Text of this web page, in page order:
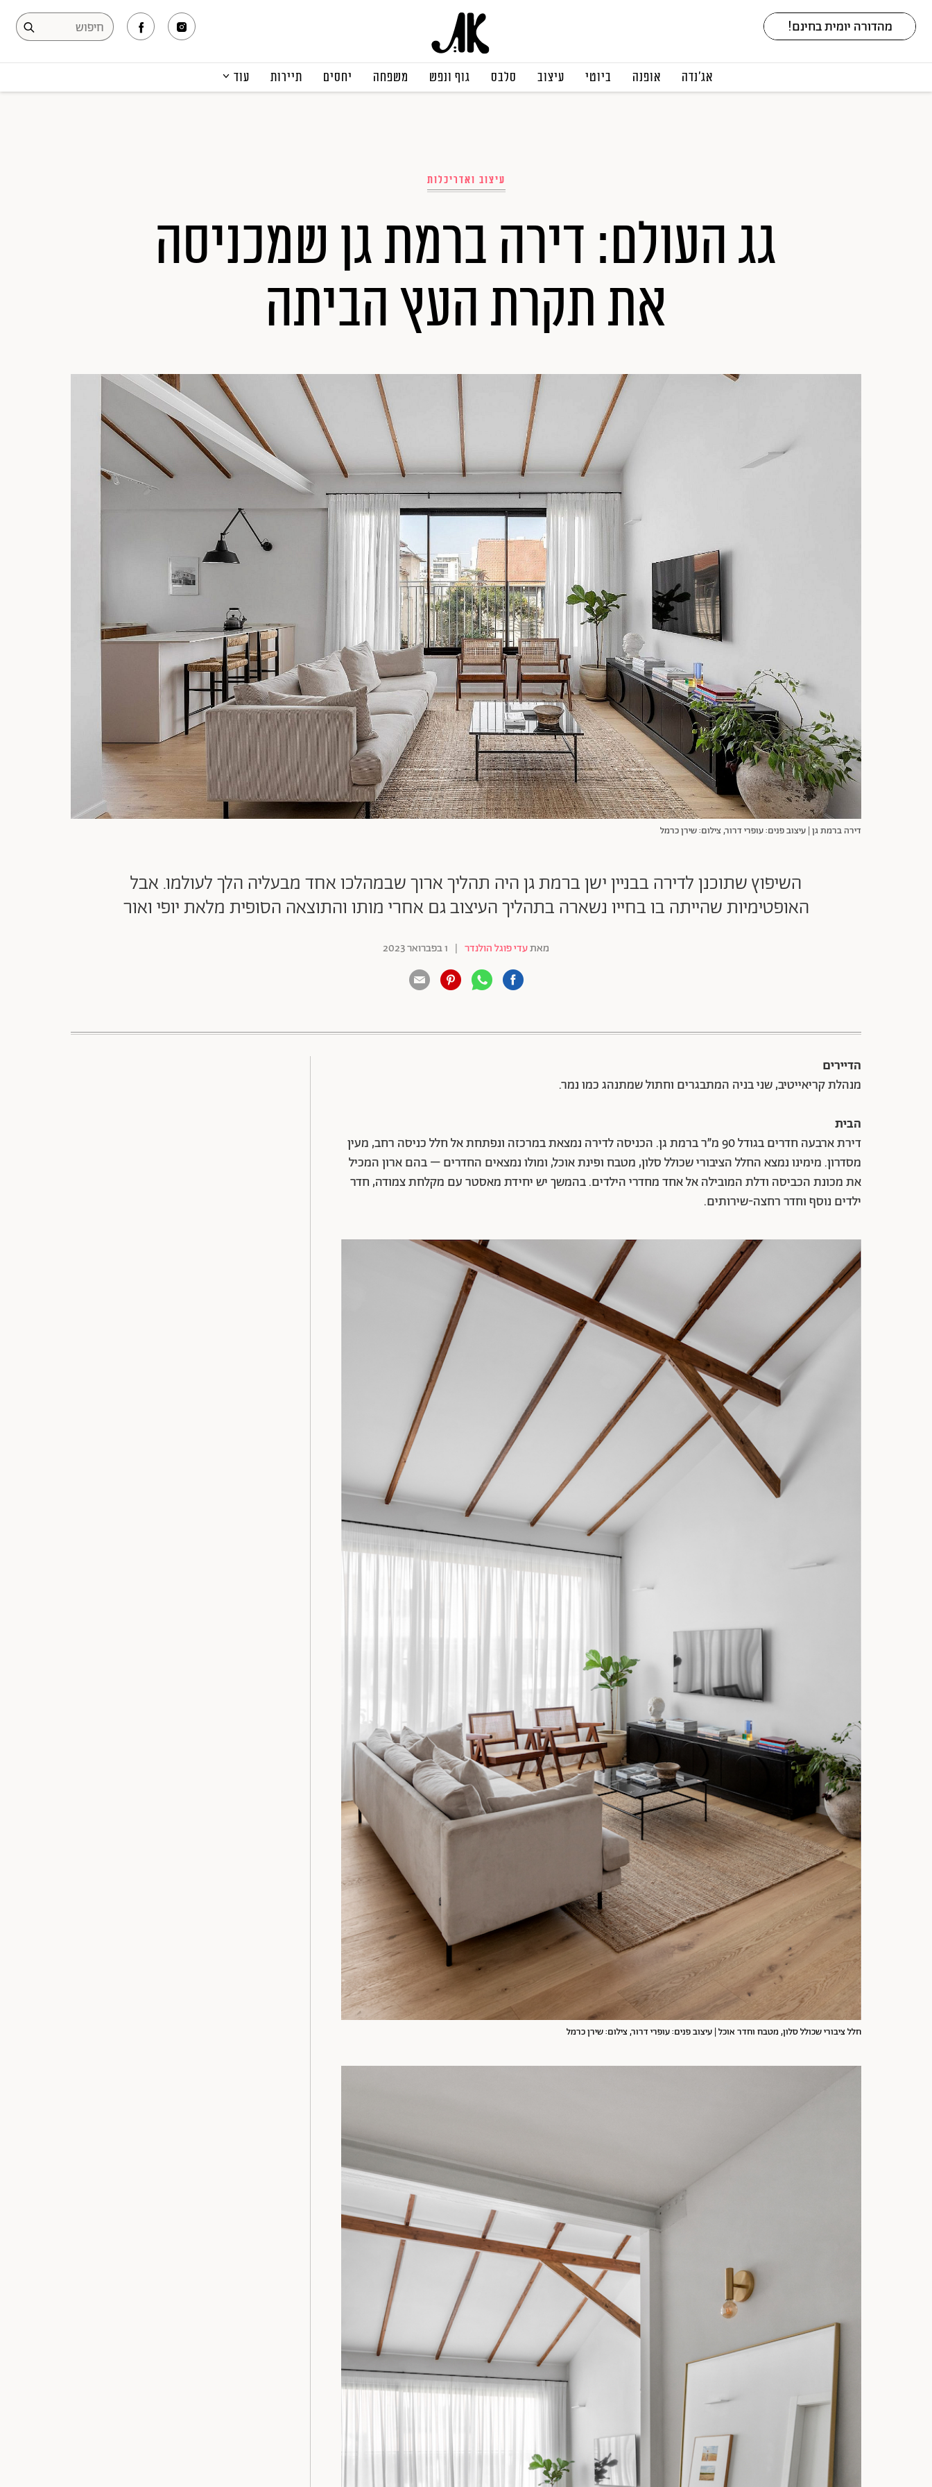
אג׳נדה אופנה ביוטי עיצוב סלבס גוף ונפש משפחה יחסים תיירות עוד
עיצוב ואדריכלות
גג העולם: דירה ברמת גן שמכניסה
את תקרת העץ הביתה
דירה ברמת גן | עיצוב פנים: עופרי דרור, צילום: שירן כרמל
השיפוץ שתוכנן לדירה בבניין ישן ברמת גן היה תהליך ארוך שבמהלכו אחד מבעליה הלך לעולמו. אבל
האופטימיות שהייתה בו בחייו נשארה בתהליך העיצוב גם אחרי מותו והתוצאה הסופית מלאת יופי ואור
מאתעדי פוגל הולנדר | 1 בפברואר 2023
הדיירים
מנהלת קריאייטיב, שני בניה המתבגרים וחתול שמתנהג כמו נמר.
הבית
דירת ארבעה חדרים בגודל 90 מ״ר ברמת גן
. הכניסה לדירה נמצאת במרכזה ונפתחת אל חלל כניסה רחב, מעין
מסדרון. מימינו נמצא החלל הציבורי שכולל סלון, מטבח ופינת אוכל, ומולו נמצאים החדרים – בהם ארון המכיל
את מכונת הכביסה ודלת המובילה אל אחד מחדרי הילדים. בהמשך יש יחידת מאסטר עם מקלחת צמודה, חדר
ילדים נוסף וחדר רחצה-שירותים.
חלל ציבורי שכולל סלון, מטבח וחדר אוכל | עיצוב פנים: עופרי דרור, צילום: שירן כרמל